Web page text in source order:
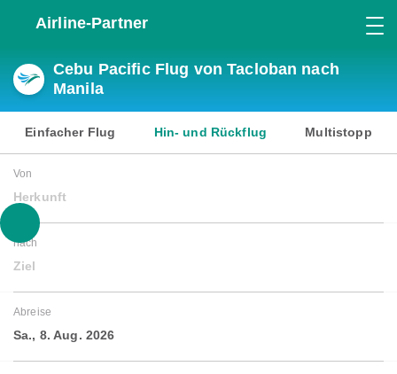
Airline-Partner
Cebu Pacific Flug von Tacloban nach
Manila
Einfacher Flug Hin- und Rückflug Multistopp
Von
Herkunft
nach
Ziel
Abreise
Sa., 8. Aug. 2026